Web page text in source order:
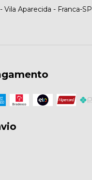
Vila Aparecida - Franca-SP